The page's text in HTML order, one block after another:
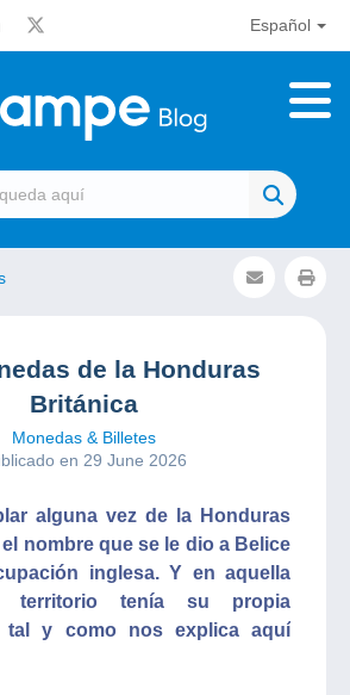
Español
de la Honduras
Británica
Monedas & Billetes
en 29 June 2026
alguna vez de la Honduras
nombre que se le dio a Belice
inglesa. Y en aquella
territorio tenía su propia
tal y como nos explica aquí